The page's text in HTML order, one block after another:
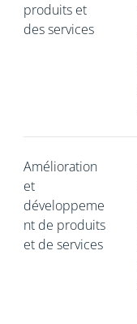
produits et
des services
Amélioration
et
développeme
nt de produits
et de services